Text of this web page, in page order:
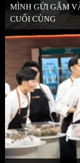
MÌNH GỬI GẮM
CUỐI CÙNG